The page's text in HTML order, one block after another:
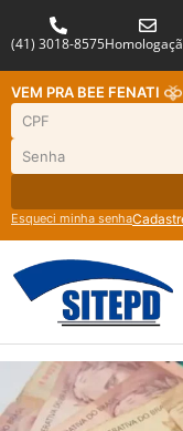
(41) 3018-8575
VEM PRA BEE FENATI
Esqueci minha senha